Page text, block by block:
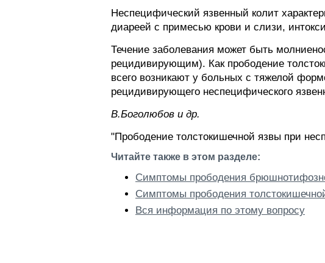
Неспецифический язвенный колит
диареей с примесью крови и слизи,
Течение заболевания может быть
рецидивирующим). Как прободение
всего возникают у больных с тяжелой
рецидивирующего неспецифического
В.Боголюбов и др.
"Прободение толстокишечной язвы при
Читайте также в этом разделе:
Симптомы прободения
Симптомы прободения
Вся информация по этому вопросу